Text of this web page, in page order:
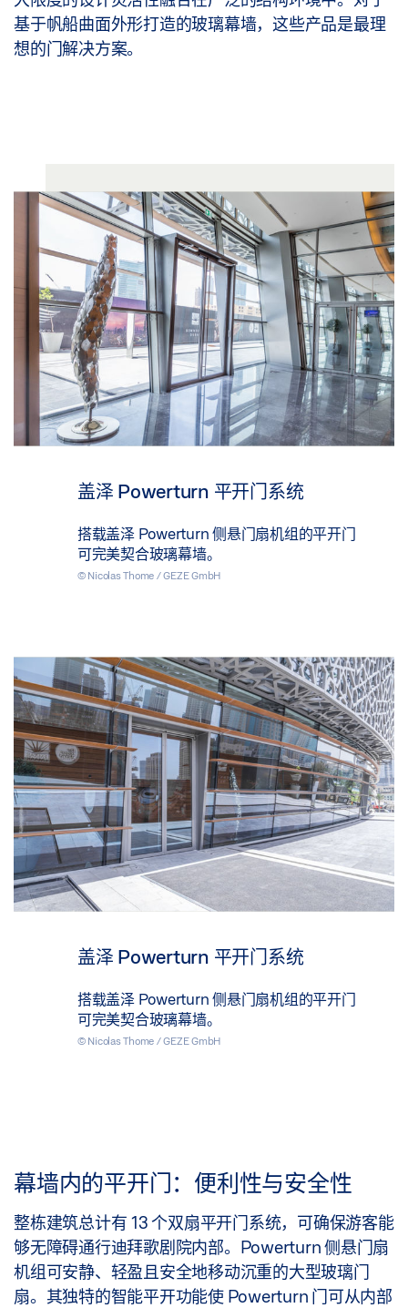
基于帆船曲面外形打造的玻璃幕墙，这些产品是最理
想的门解决方案。
盖泽 Powerturn 平开门系统
搭载盖泽 Powerturn 侧悬门扇机组的平开门
可完美契合玻璃幕墙。
© Nicolas Thome / GEZE GmbH
盖泽 Powerturn 平开门系统
搭载盖泽 Powerturn 侧悬门扇机组的平开门
可完美契合玻璃幕墙。
© Nicolas Thome / GEZE GmbH
幕墙内的平开门：便利性与安全性
整栋建筑总计有 13 个双扇平开门系统，可确保游客能
够无障碍通行迪拜歌剧院内部。Powerturn 侧悬门扇
机组可安静、轻盈且安全地移动沉重的大型玻璃门
扇。其独特的智能平开功能使 Powerturn 门可从内部